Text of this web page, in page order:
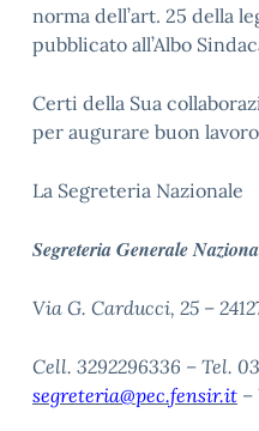
norma dell’art. 25 della
pubblicato all’Albo
Certi della Sua
per augurare buon
La Segreteria Nazionale
Segreteria Generale
Via G. Carducci, 25 –
Cell. 3292296336 – Tel.
segreteria@pec.fensir.it –